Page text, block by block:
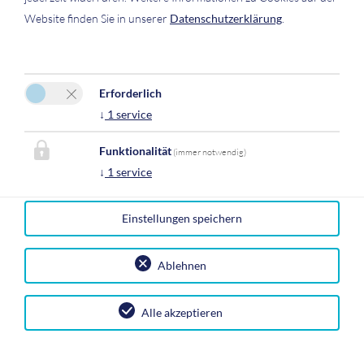
Haus Ebner Johann
Prähauser Marina
Laemmerbach 61
5324 Hintersee
info@haus-ebner-johann.at
0043 (0) 664 4893528
Facebook
Impressum|Datenschutz|Reiseversicherungsvertrag
widerrufen
| 2026 byeasybooking
Website finden Sie in unserer Datenschutzerklärung
Erforderlich
↓ 1 service
Funktionalität (immer notwendig)
↓ 1 service
Ablehnen
Einstellungen speichern
Alle akzeptieren